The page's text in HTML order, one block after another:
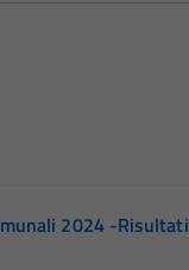
2024 -Risultati